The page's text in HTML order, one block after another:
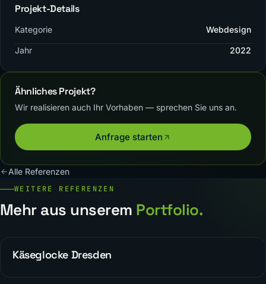
Projekt-Details
Kategorie Webdesign
Jahr 2022
Ähnliches Projekt?
Wir realisieren auch Ihr Vorhaben — sprechen Sie uns an.
Anfrage starten
Alle Referenzen
WEITERE REFERENZEN
Mehr aus unserem Portfolio.
REFERENZEN
Käseglocke Dresden